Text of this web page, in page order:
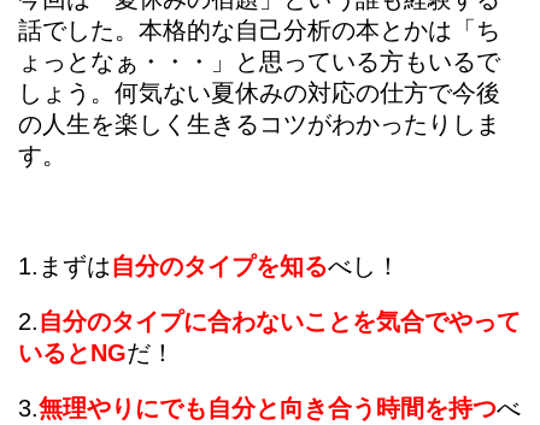
話でした。本格的な自己分析の本とかは「ち
ょっとなぁ・・・」と思っている方もいるで
しょう。何気ない夏休みの対応の仕方で今後
の人生を楽しく生きるコツがわかったりしま
す。
1.まずは自分のタイプを知るべし！
2.自分のタイプに合わないことを気合でやって
いるとNGだ！
3.無理やりにでも自分と向き合う時間を持つべ